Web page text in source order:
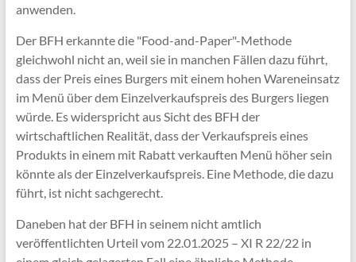
anwenden.
Der BFH erkannte die "Food-and-Paper"-Methode
gleichwohl nicht an, weil sie in manchen Fällen dazu führt,
dass der Preis eines Burgers mit einem hohen Wareneinsatz
im Menü über dem Einzelverkaufspreis des Burgers liegen
würde. Es widerspricht aus Sicht des BFH der
wirtschaftlichen Realität, dass der Verkaufspreis eines
Produkts in einem mit Rabatt verkauften Menü höher sein
könnte als der Einzelverkaufspreis. Eine Methode, die dazu
führt, ist nicht sachgerecht.
Daneben hat der BFH in seinem nicht amtlich
veröffentlichten Urteil vom 22.01.2025 – XI R 22/22 in